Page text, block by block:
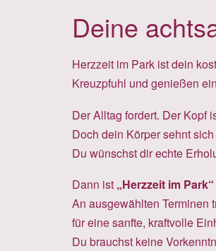
Deine
Herzzeit im Park ist dein
Kreuzpfuhl und genießen
Der Alltag fordert. Der Kopf
Doch dein Körper sehnt
Du wünschst dir echte
Dann ist „Herzzeit im Park“
An ausgewählten Terminen
für eine sanfte, kraftvolle
Du brauchst keine